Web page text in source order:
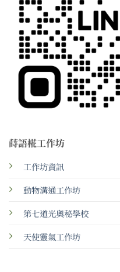
蒔語椛工作坊
工作坊資訊
動物溝通工作坊
第七道光奧秘學校
天使靈氣工作坊